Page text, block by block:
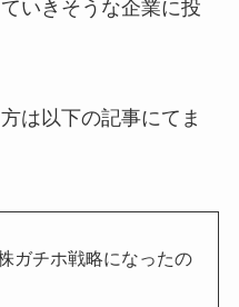
いきそうな企業に投
は以下の記事にてま
ガチホ戦略になったの